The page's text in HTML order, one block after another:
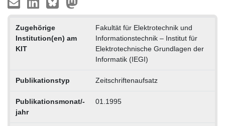
Zugehörige
Institution(en) am
KIT
Fakultät für Elektrotechnik und
Informationstechnik – Institut für
Elektrotechnische Grundlagen der
Informatik (IEGI)
Publikationstyp Zeitschriftenaufsatz
Publikationsmonat/-
jahr
01.1995